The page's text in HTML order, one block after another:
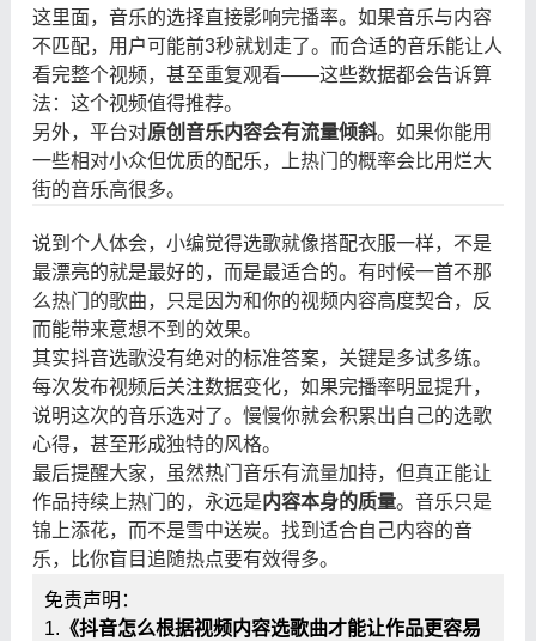
这里面，音乐的选择直接影响完播率。如果音乐与内容
不匹配，用户可能前3秒就划走了。而合适的音乐能让人
看完整个视频，甚至重复观看——这些数据都会告诉算
法：这个视频值得推荐。
另外，平台对原创音乐内容会有流量倾斜。如果你能用
一些相对小众但优质的配乐，上热门的概率会比用烂大
街的音乐高很多。
说到个人体会，小编觉得选歌就像搭配衣服一样，不是
最漂亮的就是最好的，而是最适合的。有时候一首不那
么热门的歌曲，只是因为和你的视频内容高度契合，反
而能带来意想不到的效果。
其实抖音选歌没有绝对的标准答案，关键是多试多练。
每次发布视频后关注数据变化，如果完播率明显提升，
说明这次的音乐选对了。慢慢你就会积累出自己的选歌
心得，甚至形成独特的风格。
最后提醒大家，虽然热门音乐有流量加持，但真正能让
作品持续上热门的，永远是内容本身的质量。音乐只是
锦上添花，而不是雪中送炭。找到适合自己内容的音
乐，比你盲目追随热点要有效得多。
免责声明：
1. 《抖音怎么根据视频内容选歌曲才能让作品更容易